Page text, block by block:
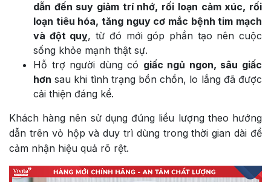
dẫn đến suy giảm trí nhớ, rối loạn cảm xúc, rối
loạn tiêu hóa, tăng nguy cơ mắc bệnh tim mạch
và đột quỵ, từ đó mới góp phần tạo nên cuộc
sống khỏe mạnh thật sự.
Hỗ trợ người dùng có giấc ngủ ngon, sâu giấc
hơn sau khi tình trạng bồn chồn, lo lắng đã được
cải thiện đáng kể.
Khách hàng nên sử dụng đúng liều lượng theo hướng
dẫn trên vỏ hộp và duy trì dùng trong thời gian dài để
cảm nhận hiệu quả rõ rệt.